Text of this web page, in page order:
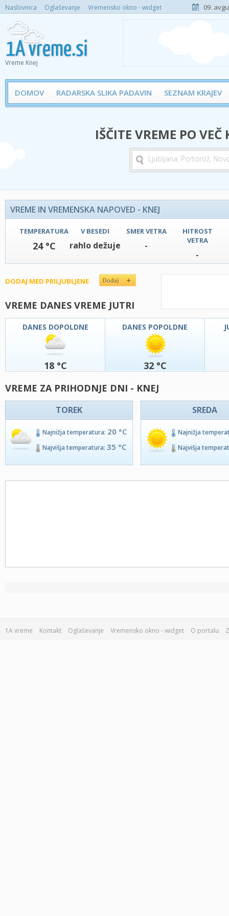
Naslovnica Oglaševanje Vremensko okno - widget 09.
Vreme Knej
DOMOV RADARSKA SLIKA PADAVIN SEZNAM KRAJEV
IŠČITE VREME PO
VREME IN VREMENSKA NAPOVED - KNEJ
TEMPERATURA
24 °C
V BESEDI
rahlo dežuje
SMER VETRA
-
HITROST
VETRA
-
DODAJ MED PRILJUBLJENE
VREME DANES VREME JUTRI
DANES DOPOLDNE
18 °C
DANES POPOLDNE
32 °C
VREME ZA PRIHODNJE DNI - KNEJ
TOREK
Najnižja temperatura: 20 °C
Najvišja temperatura: 35 °C
SREDA
Najnižja
Najvišja
1A vreme Kontakt Oglaševanje Vremensko okno - widget O portalu